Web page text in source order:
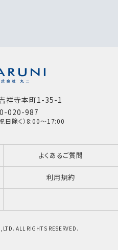
祥寺本町1-35-1
020-987
日除く）8:00～17:00
よくあるご質問
利用規約
ALL RIGHTS RESERVED.